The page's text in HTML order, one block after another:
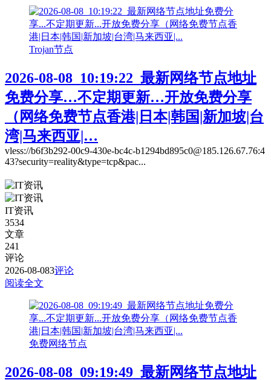
Trojan节点
2026-08-08_10:19:22_最新网络节点地址
免费分享…不定期更新…开放免费分享
（网络免费节点香港|日本|韩国|新加坡|台
湾|马来西亚|…
vless://b6f3b292-00c9-430e-bc4c-b1294bd895c0@185.126.67.76:4
43?security=reality&type=tcp&pac...
IT资讯
3534
文章
241
评论
2026-08-083评论
阅读全文
免费网络节点
2026-08-08_09:19:49_最新网络节点地址